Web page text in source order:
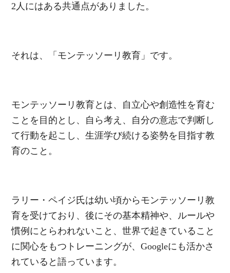
2人にはある共通点がありました。
それは、「モンテッソーリ教育」です。
モンテッソーリ教育とは、自立心や創造性を育む
ことを目的とし、自ら考え、自分の意志で判断し
て行動を起こし、生涯学び続ける姿勢を目指す教
育のこと。
ラリー・ペイジ氏は幼い頃からモンテッソーリ教
育を受けており、後にその基本精神や、ルールや
慣例にとらわれないこと、世界で起きていること
に関心をもつトレーニングが、Googleにも活かさ
れていると語っています。